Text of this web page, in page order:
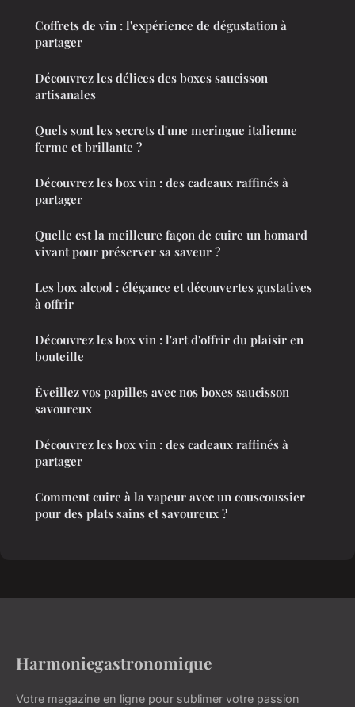
Coffrets de vin : l'expérience de dégustation à
partager
Découvrez les délices des boxes saucisson
artisanales
Quels sont les secrets d'une meringue italienne
ferme et brillante ?
Découvrez les box vin : des cadeaux raffinés à
partager
Quelle est la meilleure façon de cuire un homard
vivant pour préserver sa saveur ?
Les box alcool : élégance et découvertes gustatives
à offrir
Découvrez les box vin : l'art d'offrir du plaisir en
bouteille
Éveillez vos papilles avec nos boxes saucisson
savoureux
Découvrez les box vin : des cadeaux raffinés à
partager
Comment cuire à la vapeur avec un couscoussier
pour des plats sains et savoureux ?
Harmoniegastronomique
Votre magazine en ligne pour sublimer votre passion